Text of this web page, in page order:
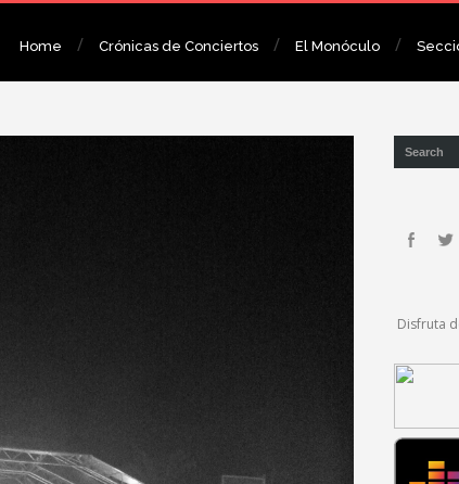
Home Crónicas de Conciertos El Monóculo
Disfruta